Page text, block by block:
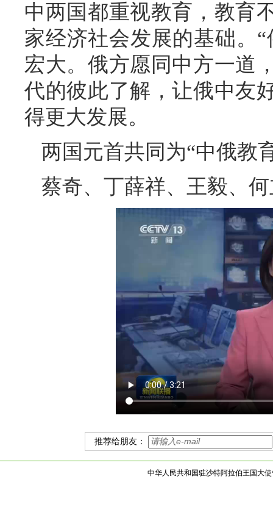
中两国都重视教育，教育
家经济社会发展的基础。
宏大。俄方愿同中方一道
代的彼此了解，让俄中友
得更大发展。
两国元首共同为“中俄教
蔡奇、丁薛祥、王毅、
推荐给朋友：
中华人民共和国驻沙特阿拉伯王国大使